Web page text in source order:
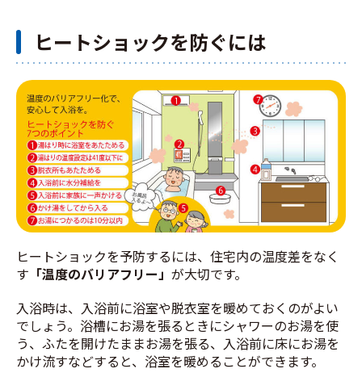
ヒートショックを防ぐには
ヒートショックを予防するには、住宅内の温度差をなく
す 「温度のバリアフリー」 が大切です。
入浴時は、入浴前に浴室や脱衣室を暖めておくのがよい
でしょう。浴槽にお湯を張るときにシャワーのお湯を使
う、ふたを開けたままお湯を張る、入浴前に床にお湯を
かけ流すなどすると、浴室を暖めることができます。